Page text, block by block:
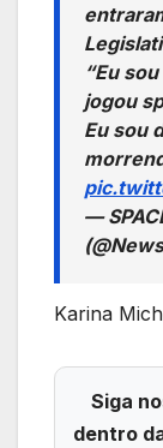
“Eu
jogou
Eu sou
—
Karina
Siga
dentro